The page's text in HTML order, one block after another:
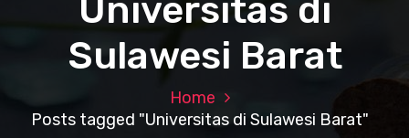
Universitas di
Sulawesi Barat
Home
Posts tagged "Universitas di Sulawesi Barat"